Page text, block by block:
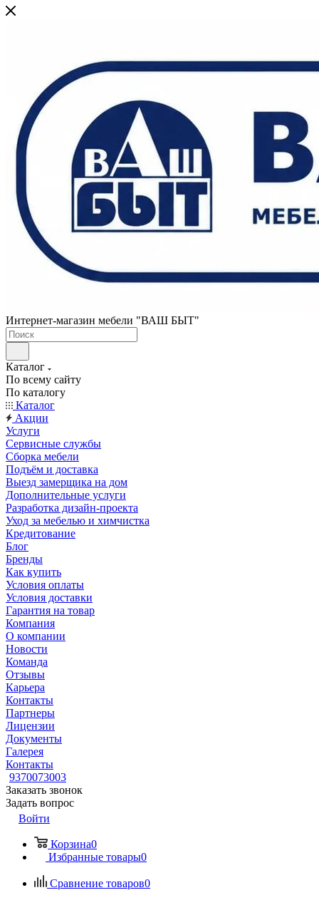
Интернет-магазин мебели "ВАШ БЫТ"
Каталог
По всему сайту
По каталогу
Каталог
Акции
Услуги
Сервисные службы
Сборка мебели
Подъём и доставка
Выезд замерщика на дом
Дополнительные услуги
Разработка дизайн-проекта
Уход за мебелью и химчистка
Кредитование
Блог
Бренды
Как купить
Условия оплаты
Условия доставки
Гарантия на товар
Компания
О компании
Новости
Команда
Отзывы
Карьера
Контакты
Партнеры
Лицензии
Документы
Галерея
Контакты
9370073003
Заказать звонок
Задать вопрос
Войти
Корзина0
Избранные товары0
Сравнение товаров0